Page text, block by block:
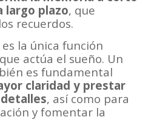
largo plazo, que
recuerdos.
la única función
actúa el sueño. Un
es fundamental
claridad y prestar
, así como para
y fomentar la